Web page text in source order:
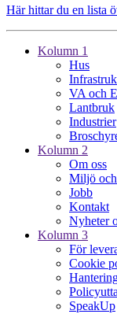
Här hittar du en lista
Kolumn 1
Hus
VA och
Lantbruk
Industrier
Kolumn 2
Om oss
Miljö
Jobb
Kontakt
Nyheter
Kolumn 3
För
Cookie
SpeakUp